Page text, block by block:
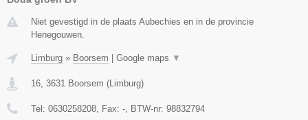
Niet gevestigd in de plaats Aubechies en in de provincie
Henegouwen.
Limburg » Boorsem Google maps ▼
16, 3631 Boorsem (Limburg)
Tel: 0630258208, Fax: -, BTW-nr: 98832794